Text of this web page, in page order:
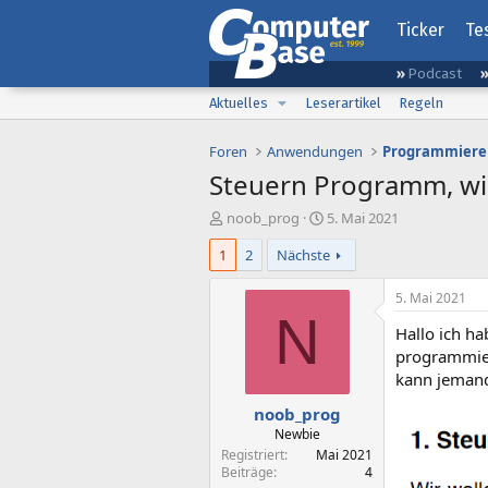
Ticker
Podcast
Aktuelles
Leserartikel Regeln
Foren Anwendungen
Steuern Programm,
E
r
t
noob_prog
E
r
s
t
e
m
5. Mai 2021
1
2 Nächste
N
noob_prog
Newbie
Registriert
Mai 2021
Beiträge
4
5. Mai 2021
Hallo ich
kann